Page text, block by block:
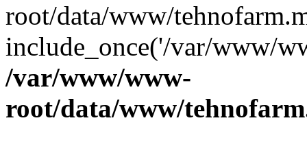
root/data/www/
include_once('/var/www/
/var/www/www-
root/data/www/